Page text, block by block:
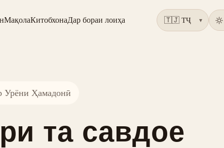
МақолаКитобхонаДар бораи лоиҳа ▾
Урёни Ҳамадонӣ
та савдое